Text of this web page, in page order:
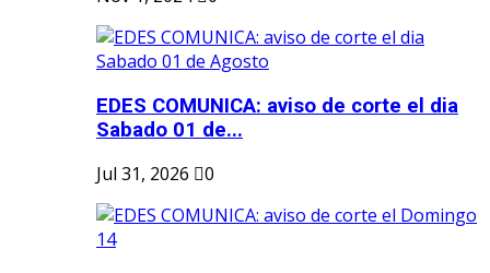
EDES COMUNICA: aviso de corte el dia
Sabado 01 de...
Jul 31, 2026
0